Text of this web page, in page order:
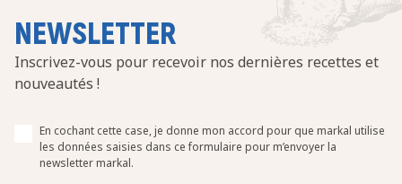
NEWSLETTER
Inscrivez-vous pour recevoir nos dernières recettes et
nouveautés !
En cochant cette case, je donne mon accord pour que markal utilise
les données saisies dans ce formulaire pour m’envoyer la
newsletter markal.